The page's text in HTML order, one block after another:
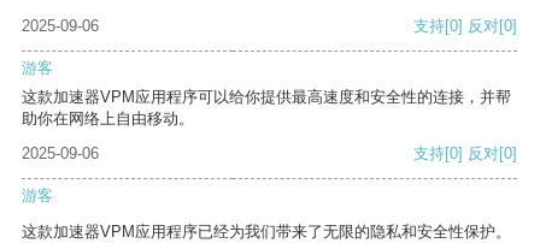
2025-09-06 支持[0] 反对[0]
游客
这款加速器VPM应用程序可以给你提供最高速度和安全性的连接，并帮
助你在网络上自由移动。
2025-09-06
支持[0] 反对[0]
游客
这款加速器VPM应用程序已经为我们带来了无限的隐私和安全性保护。